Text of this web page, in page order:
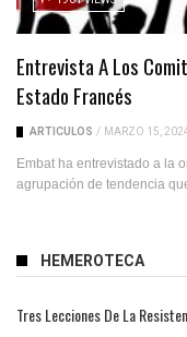
Entrevista A Los
Estado Francés
ARTICULOS / MARZO 15,
Embat ha entrevistado a la
agrupación de tendencia
HEMEROTECA
Tres Lecciones De La